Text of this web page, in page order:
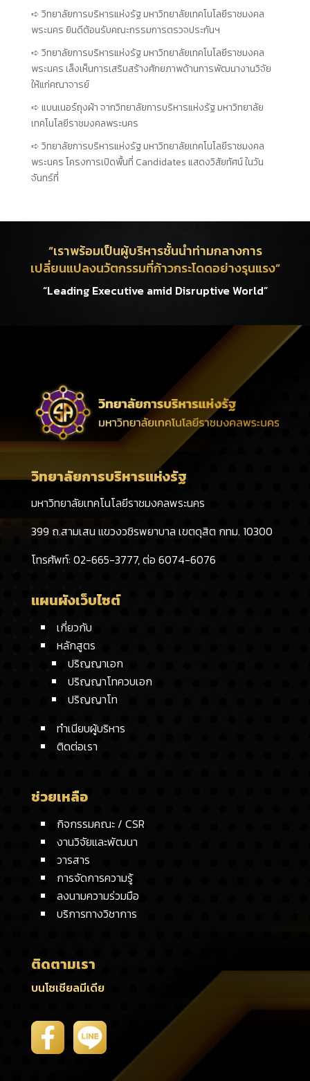
วิทยาลัยการบริหารแห่งรัฐ มหาวิทยาลัยเทคโนโลยีราชมงคล
พระนคร ยินดีต้อนรับคณะกรรมการตรวจประกันฯ
วิทยาลัยการบริหารแห่งรัฐ มหาวิทยาลัยเทคโนโลยีราชมงคล
พระนคร เล็งเห็นการเสริมสร้างศักยภาพด้านการพัฒนางานวิจัย
ให้แก่คณาจารย์
แบนเนอร์ถุงผ้า จากวิทยาลัยการบริหารแห่งรัฐ มหาวิทยาลัย
เทคโนโลยีราชมงคลพระนคร
วิทยาลัยการบริหารแห่งรัฐ มหาวิทยาลัยเทคโนโลยีราชมงคล
พระนคร โครงการเปิดพื้นที่ Candidates แสดงวิสัยทัศน์ ในวัน
จันทร์ที่
“เราพร้อมเป็นผู้บริหารชั้นนำท่ามกลางการ
เปลี่ยนแปลงนวัตกรรมที่ก้าวกระโดดอย่างรุนแรง”
“Leading Executive amid Disruptive World”
วิทยาลัยการบริหารแห่งรัฐ
มหาวิทยาลัยเทคโนโลยีราชมงคลพระนคร
399 ถ.สามเสน แขวงวชิรพยาบาล เขตดุสิต กทม. 10300
โทรศัพท์: 02-665-3777, ต่อ 6074-6076
แผนผังเว็บไซต์
เกี่ยวกับ
หลักสูตร
ปริญญาเอก
ปริญญาโทควบเอก
ปริญญาโท
ทำเนียบผู้บริหาร
ติดต่อเรา
ช่วยเหลือ
กิจกรรมคณะ / CSR
งานวิจัยและพัฒนา
วารสาร
การจัดการความรู้
ลงนามความร่วมมือ
บริการทางวิชาการ
ติดตามเรา
บนโซเชียลมีเดีย